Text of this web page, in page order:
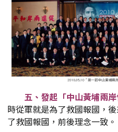
五、發起「中山黃埔兩岸
時從軍就是為了救國報國，
了救國報國，前後理念一致。